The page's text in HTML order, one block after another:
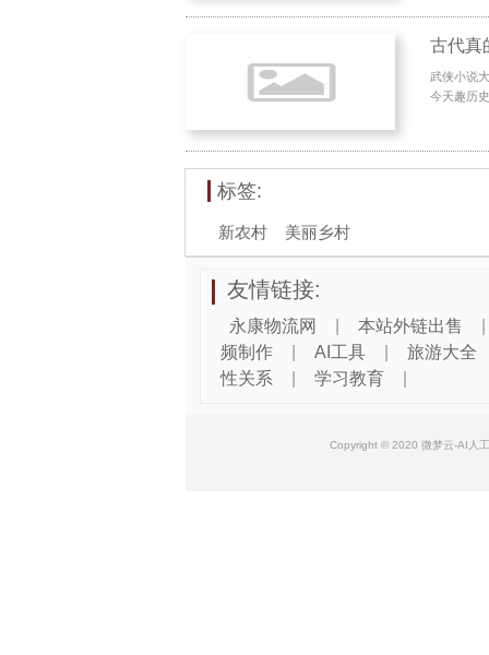
古代真
武侠小说
今天趣历
标签:
新农村 美丽乡村
友情链接:
永康物流网 本站外链出售
频制作
AI工具
旅游大全
性关系
学习教育
Copyright © 2020 微梦云-AI人